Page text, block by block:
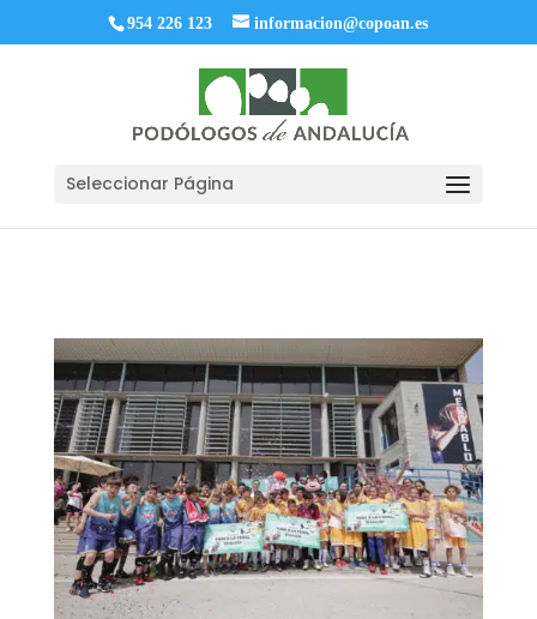
954 226 123 informacion@copoan.es
Seleccionar Página